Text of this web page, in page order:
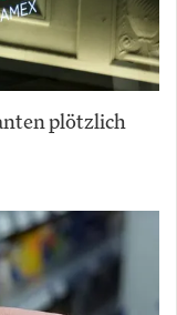
plötzlich